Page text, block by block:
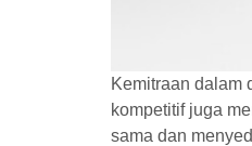
Kemitraan dalam
kompetitif juga
sama dan